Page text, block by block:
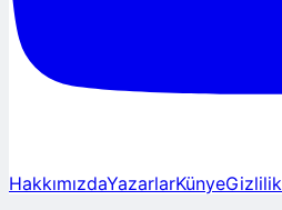
HakkımızdaYazarlarKünyeGizlilik